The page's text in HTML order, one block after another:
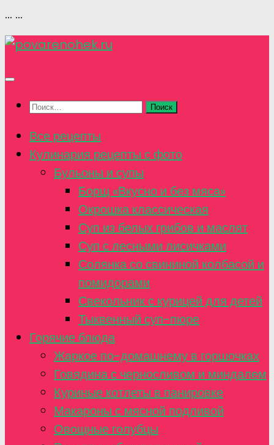
... ...
Перейти
содержимому
Найти:
Все рецепты
Кулинария рецепты с фото
Бульоны и супы
Борщ «Вкусно и без мяса»
Окрошка классическая
Суп из белых грибов и маслят
Суп с лесными лисичками
Солянка со свининой колбасой и
помидорами
Свекольник с курицей для детей
Тыквенный суп-пюре
Горячие блюда
Жаркое по-домашнему в горшочках
Говядина с черносливом и миндалем
Куриные котлеты в панировке
Макароны с мясной подливой
Овощные голубцы